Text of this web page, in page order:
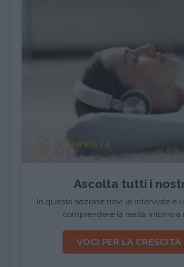
INTERVISTA
Ascolta tutti i
In questa sezione trovi le interviste e
comprendere la realtà intorno a
VOCI PER LA CRESCITA